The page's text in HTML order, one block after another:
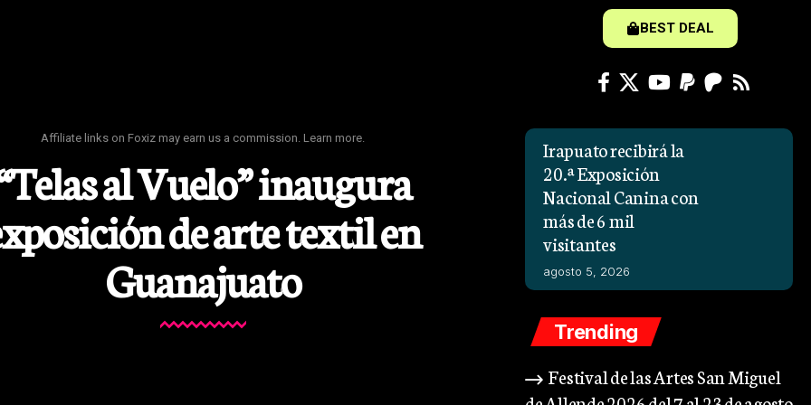
BEST DEAL
Affiliate links on Foxiz may earn us a commission. Learn more.
al Vuelo” inaugura
de arte textil en
Guanajuato
Irapuato recibirá la
20.ª Exposición
Nacional Canina con
más de 6 mil
visitantes
agosto 5, 2026
Trending
Festival de las Artes San Miguel